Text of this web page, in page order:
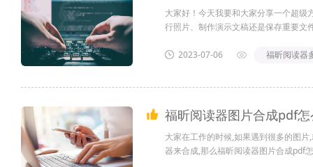
大家好！今天我要和大家分享一个超
行照片、制作演示文稿还是保存重要文
2023-07-06 福昕阅读器
福昕阅读器图片合成pdf
大家在工作的时候,如果遇到很多的图
器来合成,那么福昕阅读器图片合成pdf